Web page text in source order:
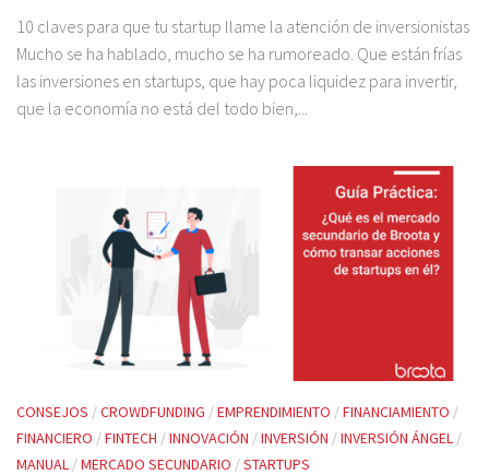
10 claves para que tu startup llame la atención de inversionistas
Mucho se ha hablado, mucho se ha rumoreado. Que están frías
las inversiones en startups, que hay poca liquidez para invertir,
que la economía no está del todo bien,...
CONSEJOS /CROWDFUNDING /EMPRENDIMIENTO /FINANCIAMIENTO /
FINANCIERO /FINTECH /INNOVACIÓN /INVERSIÓN /INVERSIÓN ÁNGEL /
MANUAL /MERCADO SECUNDARIO /STARTUPS